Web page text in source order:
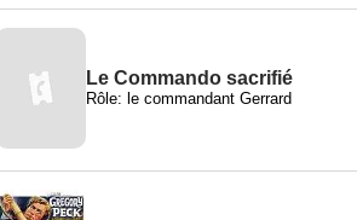
Le Commando sacrifié
Rôle: le commandant Gerrard